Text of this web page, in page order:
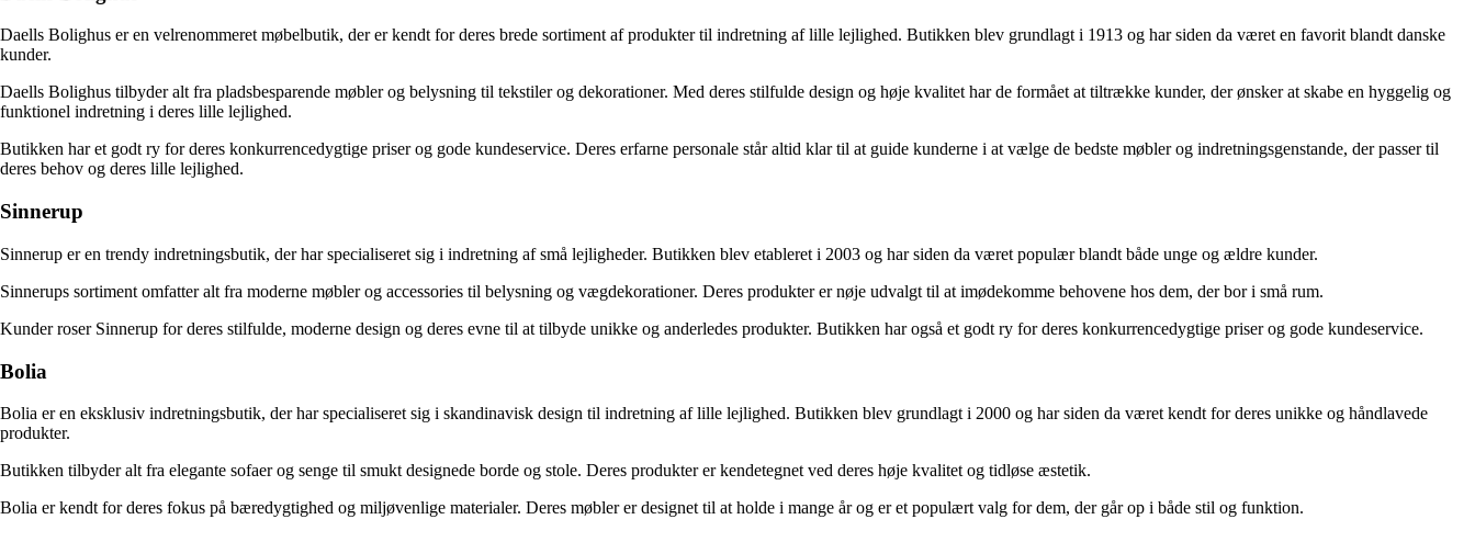
Daells Bolighus er en velrenommeret møbelbutik, der er kendt for deres brede sortiment af produkter til indretning af lille lejlighed. Butikken blev grundlagt i 1913 og har siden da været en favorit blandt danske
kunder.
Daells Bolighus tilbyder alt fra pladsbesparende møbler og belysning til tekstiler og dekorationer. Med deres stilfulde design og høje kvalitet har de formået at tiltrække kunder, der ønsker at skabe en hyggelig og
funktionel indretning i deres lille lejlighed.
Butikken har et godt ry for deres konkurrencedygtige priser og gode kundeservice. Deres erfarne personale står altid klar til at guide kunderne i at vælge de bedste møbler og indretningsgenstande, der passer til
deres behov og deres lille lejlighed.
Sinnerup
Sinnerup er en trendy indretningsbutik, der har specialiseret sig i indretning af små lejligheder. Butikken blev etableret i 2003 og har siden da været populær blandt både unge og ældre kunder.
Sinnerups sortiment omfatter alt fra moderne møbler og accessories til belysning og vægdekorationer. Deres produkter er nøje udvalgt til at imødekomme behovene hos dem, der bor i små rum.
Kunder roser Sinnerup for deres stilfulde, moderne design og deres evne til at tilbyde unikke og anderledes produkter. Butikken har også et godt ry for deres konkurrencedygtige priser og gode kundeservice.
Bolia
Bolia er en eksklusiv indretningsbutik, der har specialiseret sig i skandinavisk design til indretning af lille lejlighed. Butikken blev grundlagt i 2000 og har siden da været kendt for deres unikke og håndlavede
produkter.
Butikken tilbyder alt fra elegante sofaer og senge til smukt designede borde og stole. Deres produkter er kendetegnet ved deres høje kvalitet og tidløse æstetik.
Bolia er kendt for deres fokus på bæredygtighed og miljøvenlige materialer. Deres møbler er designet til at holde i mange år og er et populært valg for dem, der går op i både stil og funktion.